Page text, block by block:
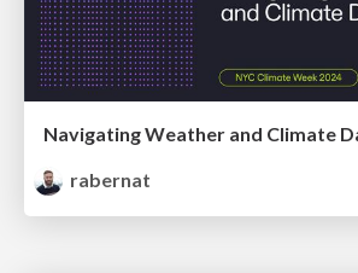
Navigating Weather and Climate
rabernat